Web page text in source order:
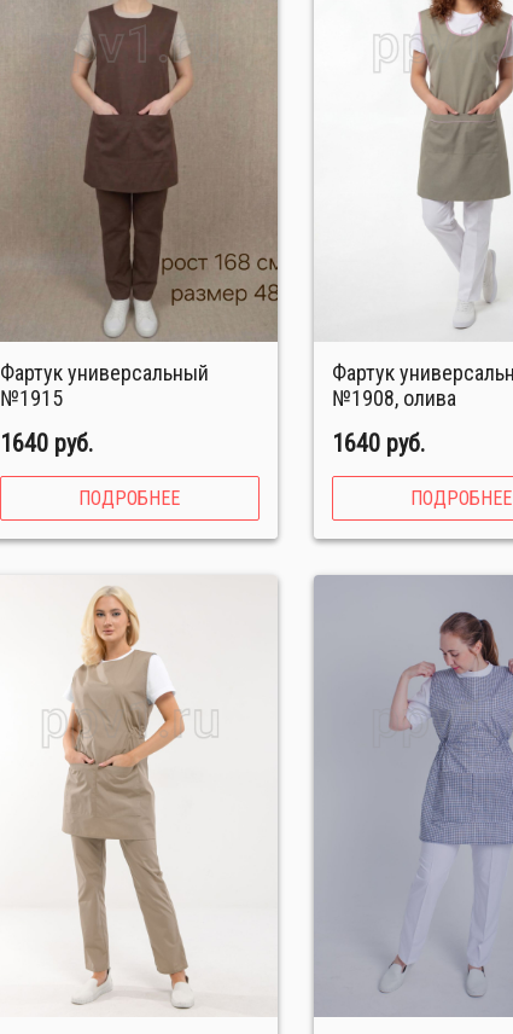
Фартук универсальный
№1915
1640 руб.
ПОДРОБНЕЕ
Фартук универсальный
№1908, олива
1640 руб.
ПОДРОБНЕЕ